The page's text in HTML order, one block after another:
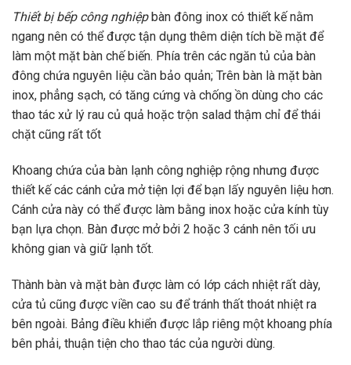
Thiết bị bếp công nghiệpbàn đông inox có thiết kế nằm
ngang nên có thể được tận dụng thêm diện tích bề mặt để
làm một mặt bàn chế biến. Phía trên các ngăn tủ của bàn
đông chứa nguyên liệu cần bảo quản; Trên bàn là mặt bàn
inox, phẳng sạch, có tăng cứng và chống ồn dùng cho các
thao tác xử lý rau củ quả hoặc trộn salad thậm chỉ để thái
chặt cũng rất tốt
Khoang chứa của bàn lạnh công nghiệp rộng nhưng được
thiết kế các cánh cửa mở tiện lợi để bạn lấy nguyên liệu hơn.
Cánh cửa này có thể được làm bằng inox hoặc cửa kính tùy
bạn lựa chọn. Bàn được mở bởi 2 hoặc 3 cánh nên tối ưu
không gian và giữ lạnh tốt.
Thành bàn và mặt bàn được làm có lớp cách nhiệt rất dày,
cửa tủ cũng được viền cao su để tránh thất thoát nhiệt ra
bên ngoài. Bảng điều khiển được lắp riêng một khoang phía
bên phải, thuận tiện cho thao tác của người dùng.